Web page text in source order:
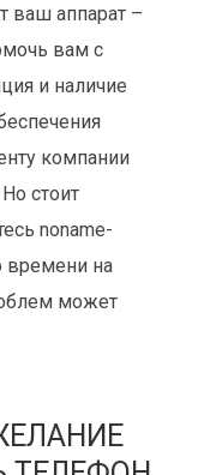
ваш аппарат –
вам с
и наличие
компании
стоит
noname-
времени на
может